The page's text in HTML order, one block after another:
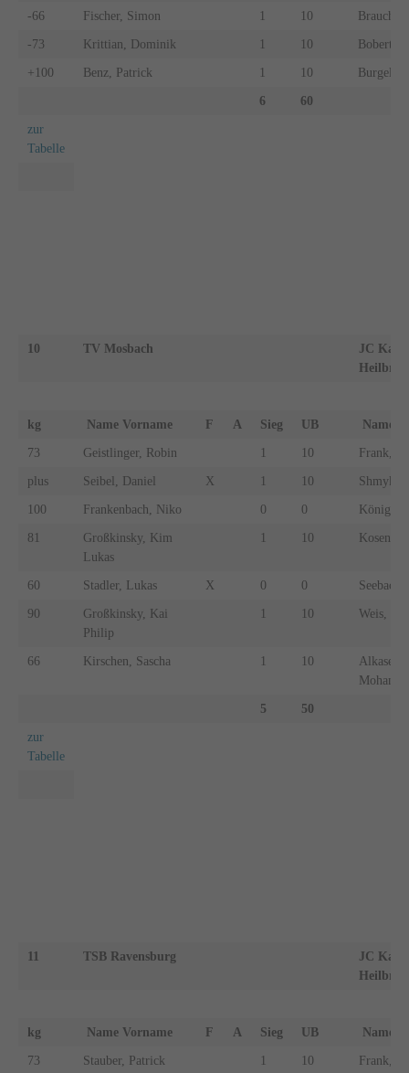
-66 Fischer, Simon 1 10
-73 Krittian, Dominik 1 10 Bobert,
+100 Benz, Patrick 1 10 Burgel,
6 60
zur
Tabelle
10 TV Mosbach
JC Kano
kg Name Vorname F A Sieg UB Name
73 Geistlinger, Robin 1 10 Frank,
plus Seibel, Daniel X 1 10
100 Frankenbach, Niko 0 0 König,
81
Großkinsky, Kim
Lukas
1 10
60 Stadler, Lukas X 0 0 Seebach,
90
Großkinsky, Kai
Philip
1 10 Weis,
66 Kirschen, Sascha 1 10
Alkasem,
5 50
zur
Tabelle
11 TSB Ravensburg
JC Kano
kg Name Vorname F A Sieg UB Name
73 Stauber, Patrick 1 10 Frank,